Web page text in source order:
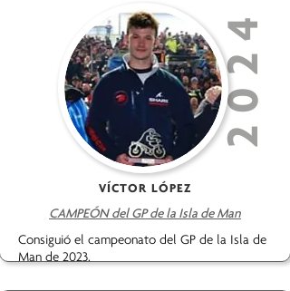
2024
VÍCTOR LÓPEZ
CAMPEÓN del GP de la Isla de Man
Consiguió el campeonato del GP de la Isla de
Man de 2023.